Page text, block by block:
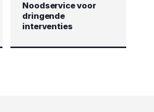
Noodservice voor
dringende
interventies